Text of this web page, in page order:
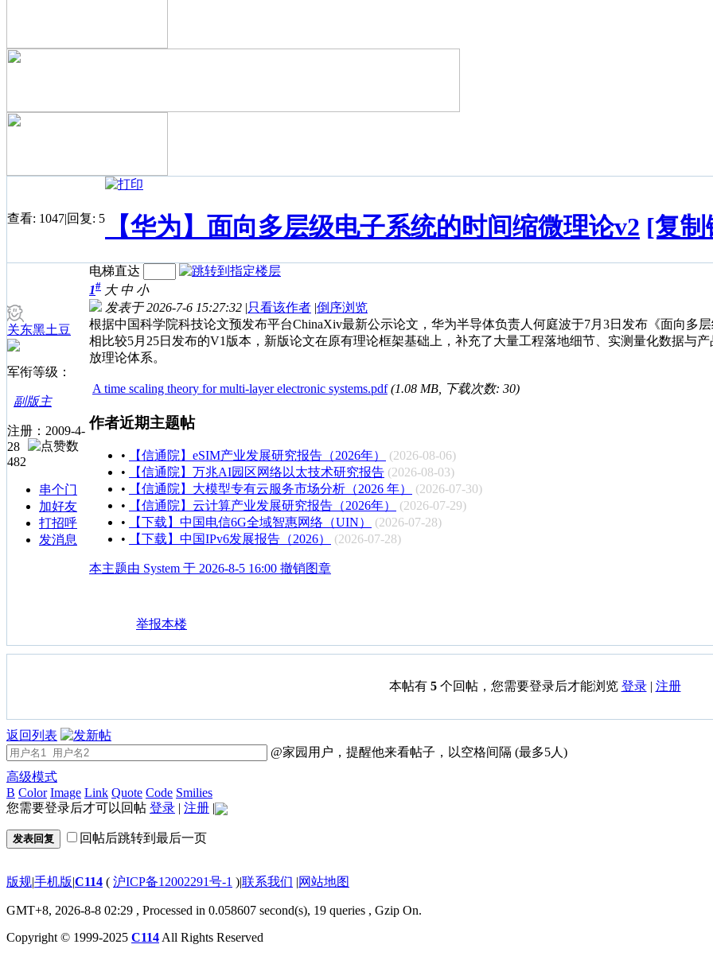
查看: 1047|回复: 5 【华为】面向多层级电子系统的时间缩微理论v2 [复
关东黑土豆
军衔等级：
副版主
注册：2009-4-
28
482
串个门
加好友
打招呼
发消息
电梯直达
1# 大 中 小
发表于 2026-7-6 15:27:32 |只看该作者 |倒序浏览
根据中国科学院科技论文预发布平台ChinaXiv最新公示论文，华为半导体负责人何庭波于7月3日发布《面向多
相比较5月25日发布的V1版本，新版论文在原有理论框架基础上，补充了大量工程落地细节、实测量化数据与
放理论体系。
A time scaling theory for multi-layer electronic systems.pdf (1.08 MB, 下载次数: 30)
作者近期主题帖
• 【信通院】eSIM产业发展研究报告（2026年）
(2026-08-06)
•
【信通院】万兆AI园区网络以太技术研究报告 (2026-08-03)
•
【信通院】大模型专有云服务市场分析（2026 年）
(2026-07-30)
•
【信通院】云计算产业发展研究报告（2026年）
(2026-07-29)
•
【下载】中国电信6G全域智惠网络（UIN）
(2026-07-28)
•
【下载】中国IPv6发展报告（2026） (2026-07-28)
本主题由 System 于 2026-8-5 16:00 撤销图章
举报本楼
本帖有 5个回帖，您需要登录后才能浏览 登录| 注册
返回列表
@家园用户，提醒他来看帖子，以空格间隔 (最多5人)
高级模式
B Color Image Link Quote Code Smilies
您需要登录后才可以回帖 登录 | 注册 |
发表回复 回帖后跳转到最后一页
版规|手机版|C114 ( 沪ICP备12002291号-1 )|联系我们 |网站地图
GMT+8, 2026-8-8 02:29 , Processed in 0.058607 second(s), 19 queries , Gzip On.
Copyright © 1999-2025 C114 All Rights Reserved